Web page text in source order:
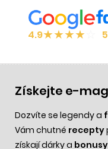
4.9★★★★ 5
Získejte e-
Dozvíte se legendy a
Vám chutné recepty
získají dárky a bonusy